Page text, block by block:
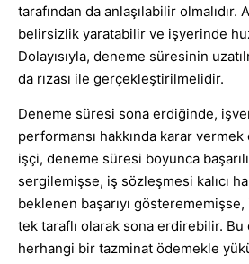
tarafından da anlaşılabilir
belirsizlik yaratabilir ve işyerinde
Dolayısıyla, deneme süresinin
da rızası ile gerçekleştirilmelidir.
Deneme süresi sona erdiğinde,
performansı hakkında karar
işçi, deneme süresi boyunca
sergilemişse, iş sözleşmesi kalıcı
beklenen başarıyı
tek taraflı olarak sona erdirebilir.
herhangi bir tazminat ödemekle